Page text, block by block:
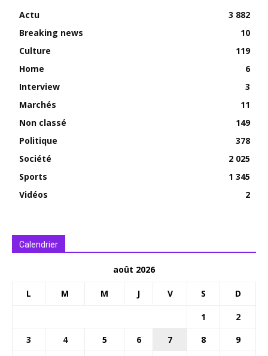
Actu
3 882
Breaking news
10
Culture
119
Home
6
Interview
3
Marchés
11
Non classé
149
Politique
378
Société
2 025
Sports
1 345
Vidéos
2
Calendrier
août 2026
L M M J V S D
1
2
3
4 5 6 7 8
9